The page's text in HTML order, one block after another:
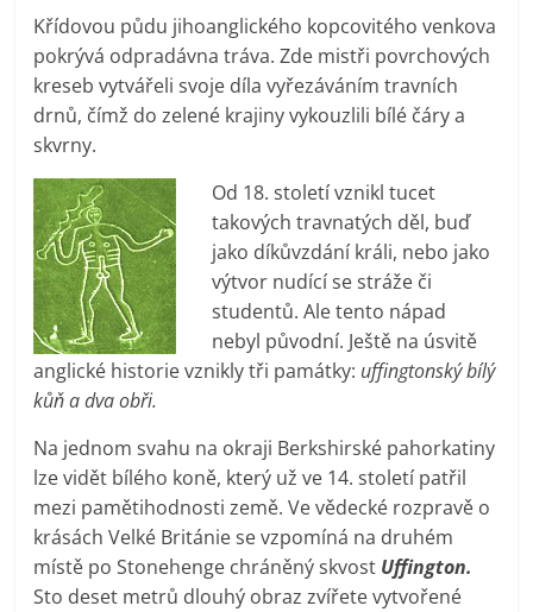
Křídovou půdu jihoanglického kopcovitého venkova
pokrývá odpradávna tráva. Zde mistři povrchových
kreseb vytvářeli svoje díla vyřezáváním travních
drnů, čímž do zelené krajiny vykouzlili bílé čáry a
skvrny.
Od 18. století vznikl tucet
takových travnatých děl, buď
jako díkůvzdání králi, nebo jako
výtvor nudící se stráže či
studentů. Ale tento nápad
nebyl původní. Ještě na úsvitě
anglické historie vznikly tři památky: uffingtonský bílý
kůň a dva obři.
Na jednom svahu na okraji Berkshirské pahorkatiny
lze vidět bílého koně, který už ve 14. století patřil
mezi pamětihodnosti země. Ve vědecké rozpravě o
krásách Velké Británie se vzpomíná na druhém
místě po Stonehenge chráněný skvost Uffington.
Sto deset metrů dlouhý obraz zvířete vytvořené